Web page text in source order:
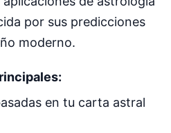
por sus predicciones
moderno.
en tu carta astral